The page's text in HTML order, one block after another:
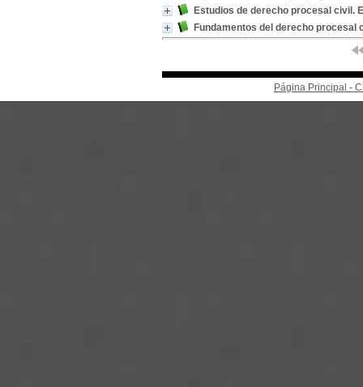
Estudios de derecho procesal civil.
Fundamentos del derecho procesal
Página Principal -